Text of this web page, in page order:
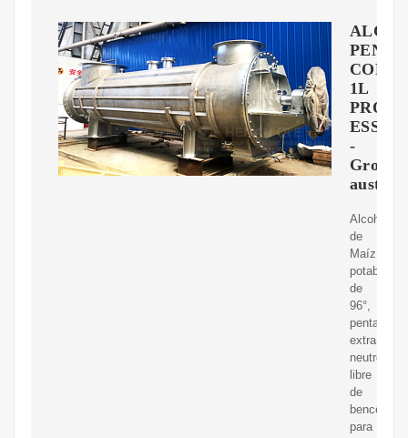
1L
PRO
-
Grow
austral
Alcohol
de
Maíz
potable
de
96°,
extra
neutro,
libre
de
benceno
para